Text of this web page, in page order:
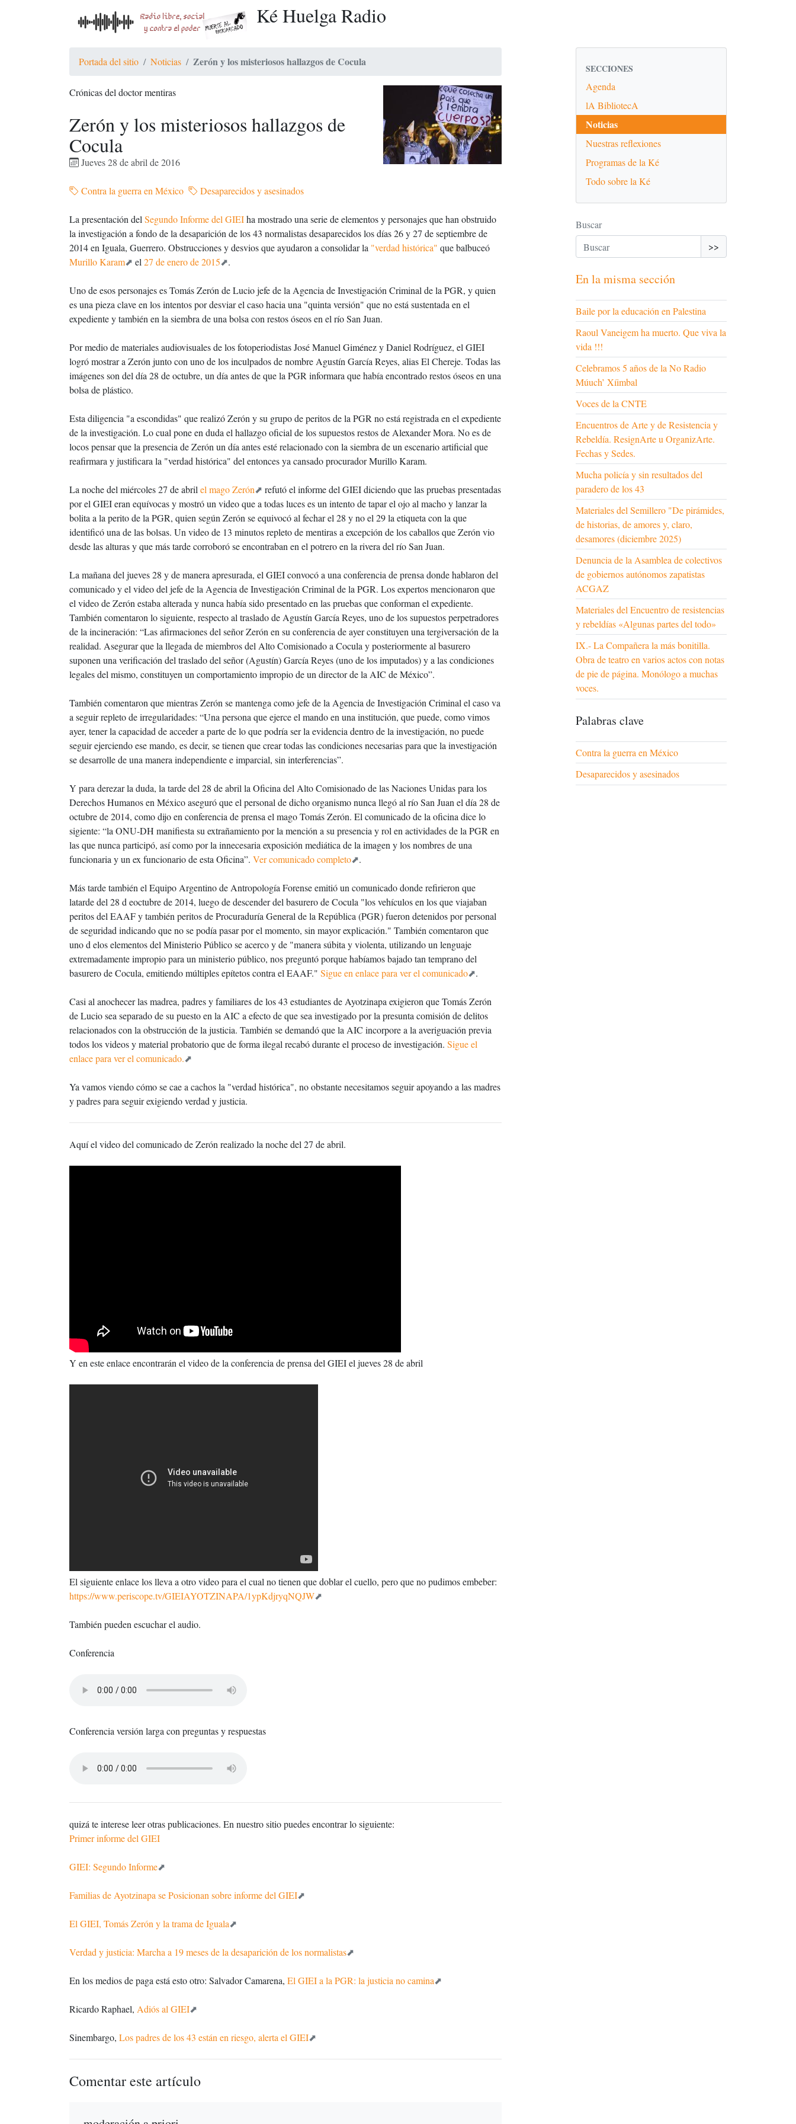
Ké Huelga Radio
Portada del sitio Noticias Zerón y los misteriosos hallazgos de Cocula
Crónicas del doctor mentiras
Zerón y los misteriosos hallazgos de
Cocula
Jueves 28 de abril de 2016
Contra la guerra en México Desaparecidos y asesinados
La presentación del Segundo Informe del GIEIha mostrado una serie de elementos y personajes que han obstruido
la investigación a fondo de la desaparición de los 43 normalistas desaparecidos los días 26 y 27 de septiembre de
2014 en Iguala, Guerrero. Obstrucciones y desvios que ayudaron a consolidar la "verdad histórica" que balbuceó
Murillo Karam
el 27 de enero de 2015 .
Uno de esos personajes es Tomás Zerón de Lucio jefe de la Agencia de Investigación Criminal de la PGR, y quien
es una pieza clave en los intentos por desviar el caso hacia una "quinta versión" que no está sustentada en el
expediente y también en la siembra de una bolsa con restos óseos en el río San Juan.
Por medio de materiales audiovisuales de los fotoperiodistas José Manuel Giménez y Daniel Rodríguez, el GIEI
logró mostrar a Zerón junto con uno de los inculpados de nombre Agustín García Reyes, alias El Chereje. Todas las
imágenes son del día 28 de octubre, un día antes de que la PGR informara que había encontrado restos óseos en una
bolsa de plástico.
Esta diligencia "a escondidas" que realizó Zerón y su grupo de peritos de la PGR no está registrada en el expediente
de la investigación. Lo cual pone en duda el hallazgo oficial de los supuestos restos de Alexander Mora. No es de
locos pensar que la presencia de Zerón un día antes esté relacionado con la siembra de un escenario artificial que
reafirmara y justificara la "verdad histórica" del entonces ya cansado procurador Murillo Karam.
La noche del miércoles 27 de abril el mago Zerón
refutó el informe del GIEI diciendo que las pruebas presentadas
por el GIEI eran equívocas y mostró un video que a todas luces es un intento de tapar el ojo al macho y lanzar la
bolita a la perito de la PGR, quien según Zerón se equivocó al fechar el 28 y no el 29 la etiqueta con la que
identificó una de las bolsas. Un video de 13 minutos repleto de mentiras a excepción de los caballos que Zerón vio
desde las alturas y que más tarde corroboró se encontraban en el potrero en la rivera del río San Juan.
La mañana del jueves 28 y de manera apresurada, el GIEI convocó a una conferencia de prensa donde hablaron del
comunicado y el video del jefe de la Agencia de Investigación Criminal de la PGR. Los expertos mencionaron que
el video de Zerón estaba alterada y nunca había sido presentado en las pruebas que conforman el expediente.
También comentaron lo siguiente, respecto al traslado de Agustín García Reyes, uno de los supuestos perpetradores
de la incineración: “Las afirmaciones del señor Zerón en su conferencia de ayer constituyen una tergiversación de la
realidad. Asegurar que la llegada de miembros del Alto Comisionado a Cocula y posteriormente al basurero
suponen una verificación del traslado del señor (Agustín) García Reyes (uno de los imputados) y a las condiciones
legales del mismo, constituyen un comportamiento impropio de un director de la AIC de México”.
También comentaron que mientras Zerón se mantenga como jefe de la Agencia de Investigación Criminal el caso va
a seguir repleto de irregularidades: “Una persona que ejerce el mando en una institución, que puede, como vimos
ayer, tener la capacidad de acceder a parte de lo que podría ser la evidencia dentro de la investigación, no puede
seguir ejerciendo ese mando, es decir, se tienen que crear todas las condiciones necesarias para que la investigación
se desarrolle de una manera independiente e imparcial, sin interferencias”.
Y para derezar la duda, la tarde del 28 de abril la Oficina del Alto Comisionado de las Naciones Unidas para los
Derechos Humanos en México aseguró que el personal de dicho organismo nunca llegó al río San Juan el día 28 de
octubre de 2014, como dijo en conferencia de prensa el mago Tomás Zerón. El comunicado de la oficina dice lo
sigiente: “la ONU-DH manifiesta su extrañamiento por la mención a su presencia y rol en actividades de la PGR en
las que nunca participó, así como por la innecesaria exposición mediática de la imagen y los nombres de una
funcionaria y un ex funcionario de esta Oficina”. Ver comunicado completo .
Más tarde también el Equipo Argentino de Antropología Forense emitió un comunicado donde refirieron que
latarde del 28 d eoctubre de 2014, luego de descender del basurero de Cocula "los vehículos en los que viajaban
peritos del EAAF y también peritos de Procuraduría General de la República (PGR) fueron detenidos por personal
de seguridad indicando que no se podía pasar por el momento, sin mayor explicación." También comentaron que
uno d elos elementos del Ministerio Público se acerco y de "manera súbita y violenta, utilizando un lenguaje
extremadamente impropio para un ministerio público, nos preguntó porque habíamos bajado tan temprano del
basurero de Cocula, emitiendo múltiples epítetos contra el EAAF." Sigue en enlace para ver el comunicado .
Casi al anochecer las madrea, padres y familiares de los 43 estudiantes de Ayotzinapa exigieron que Tomás Zerón
de Lucio sea separado de su puesto en la AIC a efecto de que sea investigado por la presunta comisión de delitos
relacionados con la obstrucción de la justicia. También se demandó que la AIC incorpore a la averiguación previa
todos los videos y material probatorio que de forma ilegal recabó durante el proceso de investigación. Sigue el
enlace para ver el comunicado.
Ya vamos viendo cómo se cae a cachos la "verdad histórica", no obstante necesitamos seguir apoyando a las madres
y padres para seguir exigiendo verdad y justicia.
Aquí el video del comunicado de Zerón realizado la noche del 27 de abril.
Y en este enlace encontrarán el video de la conferencia de prensa del GIEI el jueves 28 de abril
El siguiente enlace los lleva a otro video para el cual no tienen que doblar el cuello, pero que no pudimos embeber:
https://www.periscope.tv/GIEIAYOTZINAPA/1ypKdjryqNQJW
También pueden escuchar el audio.
Conferencia
Conferencia versión larga con preguntas y respuestas
quizá te interese leer otras publicaciones. En nuestro sitio puedes encontrar lo siguiente:
Primer informe del GIEI
GIEI: Segundo Informe
Familias de Ayotzinapa se Posicionan sobre informe del GIEI
El GIEI, Tomás Zerón y la trama de Iguala
Verdad y justicia: Marcha a 19 meses de la desaparición de los normalistas
En los medios de paga está esto otro: Salvador Camarena, El GIEI a la PGR: la justicia no camina
Ricardo Raphael, Adiós al GIEI
Sinembargo, Los padres de los 43 están en riesgo, alerta el GIEI
Comentar este artículo
SECCIONES
Agenda
lA BibliotecA
Noticias
Nuestras reflexiones
Programas de la Ké
Todo sobre la Ké
Buscar
>>
En la misma sección
Baile por la educación en Palestina
Raoul Vaneigem ha muerto. Que viva la
vida !!!
Celebramos 5 años de la No Radio
Múuch’ Xíimbal
Voces de la CNTE
Encuentros de Arte y de Resistencia y
Rebeldía. ResignArte u OrganizArte.
Fechas y Sedes.
Mucha policía y sin resultados del
paradero de los 43
Materiales del Semillero "De pirámides,
de historias, de amores y, claro,
desamores (diciembre 2025)
Denuncia de la Asamblea de colectivos
de gobiernos autónomos zapatistas
ACGAZ
Materiales del Encuentro de resistencias
y rebeldías «Algunas partes del todo»
IX.- La Compañera la más bonitilla.
Obra de teatro en varios actos con notas
de pie de página. Monólogo a muchas
voces.
Palabras clave
Contra la guerra en México
Desaparecidos y asesinados